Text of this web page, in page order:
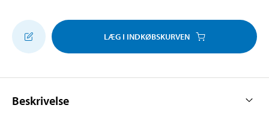
LÆG I INDKØBSKURVEN
Beskrivelse